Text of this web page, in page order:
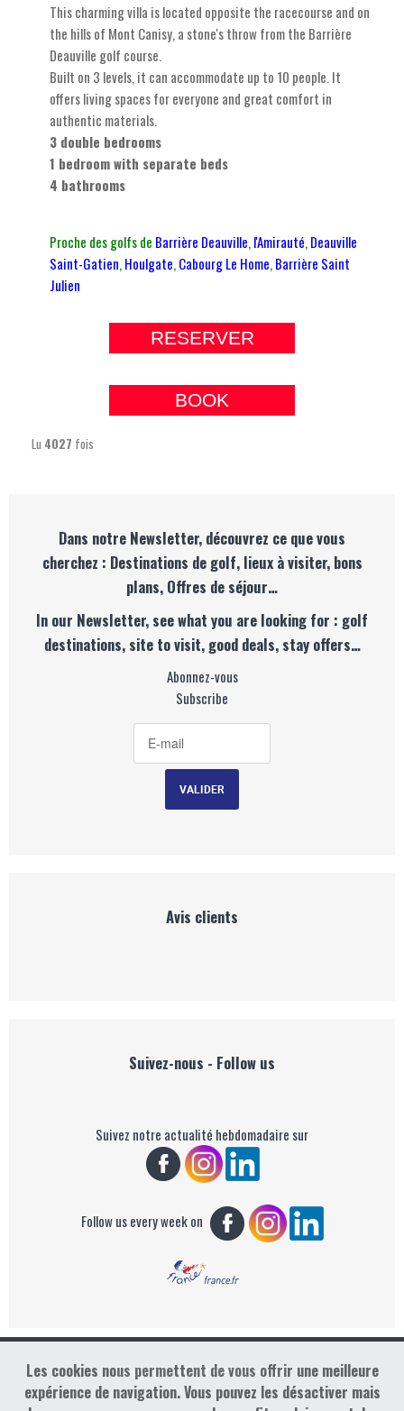
This charming villa is located opposite the racecourse and on
the hills of Mont Canisy, a stone's throw from the Barrière
Deauville golf course.
Built on 3 levels, it can accommodate up to 10 people. It
offers living spaces for everyone and great comfort in
authentic materials.
3 double bedrooms
1 bedroom with separate beds
4 bathrooms
Proche des golfs de Barrière Deauville,l'Amirauté,Deauville
Saint-Gatien,Houlgate,Cabourg Le Home,Barrière Saint
Julien
RESERVER
BOOK
Lu 4027 fois
Dans notre Newsletter, découvrez ce que vous
cherchez : Destinations de golf, lieux à visiter, bons
plans, Offres de séjour…
In our Newsletter, see what you are looking for : golf
destinations, site to visit, good deals, stay offers…
Abonnez-vous
Subscribe
Avis clients
Suivez-nous - Follow us
Suivez notre actualité hebdomadaire sur
Follow us every week on
Copyright : Golf Rendez-vous
Les cookies nous permettent de vous offrir une meilleure
expérience de navigation. Vous pouvez les désactiver mais